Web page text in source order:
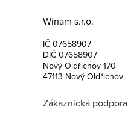
Winam s.r.o.
IČ 07658907
DIČ 07658907
Nový Oldřichov 170
47113 Nový Oldřichov
Zákaznická podpora